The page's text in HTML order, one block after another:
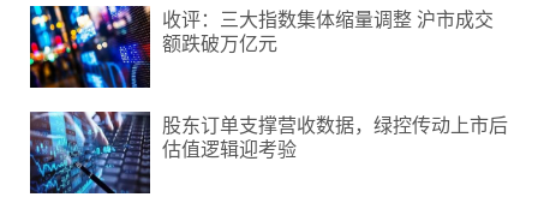
收评：三大指数集体缩量调整 沪市成交
额跌破万亿元
股东订单支撑营收数据，绿控传动上市后
估值逻辑迎考验